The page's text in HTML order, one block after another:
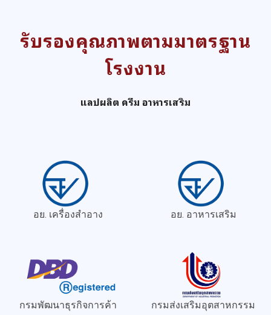
รับรองคุณภาพตามมาตรฐาน
โรงงาน
แลปผลิต ครีม อาหารเสริม
อย. เครื่องสำอาง อย. อาหารเสริม
กรมพัฒนาธุรกิจการค้า กรมส่งเสริมอุตสาหกรรม